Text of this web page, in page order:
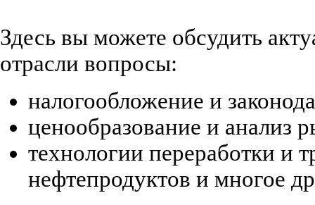
Здесь вы можете обсудить
отрасли вопросы:
налогообложение и
ценообразование и анализ
технологии переработки и
нефтепродуктов и многое